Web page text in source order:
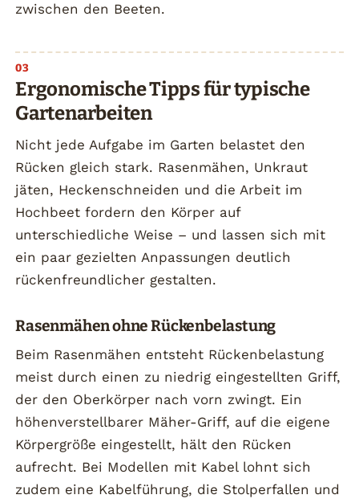
zwischen den Beeten.
Ergonomische Tipps für typische
Gartenarbeiten
Nicht jede Aufgabe im Garten belastet den
Rücken gleich stark. Rasenmähen, Unkraut
jäten, Heckenschneiden und die Arbeit im
Hochbeet fordern den Körper auf
unterschiedliche Weise – und lassen sich mit
ein paar gezielten Anpassungen deutlich
rückenfreundlicher gestalten.
Rasenmähen ohne Rückenbelastung
Beim Rasenmähen entsteht Rückenbelastung
meist durch einen zu niedrig eingestellten Griff,
der den Oberkörper nach vorn zwingt. Ein
höhenverstellbarer Mäher-Griff, auf die eigene
Körpergröße eingestellt, hält den Rücken
aufrecht. Bei Modellen mit Kabel lohnt sich
zudem eine Kabelführung, die Stolperfallen und